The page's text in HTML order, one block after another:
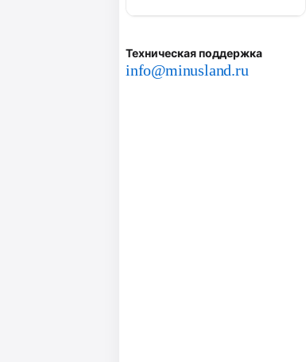
Техническая поддержка
info@minusland.ru